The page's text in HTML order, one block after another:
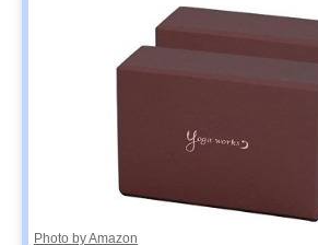
Photo by Amazon